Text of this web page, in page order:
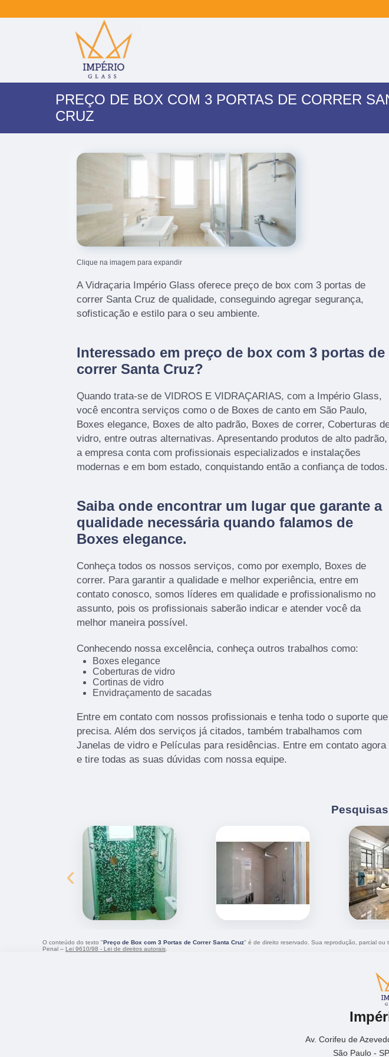
PREÇO DE BOX COM 3 PORTAS DE CORRER
CRUZ
Clique na imagem para expandir
A Vidraçaria Império Glass oferece preço de box com 3 portas de
correr Santa Cruz de qualidade, conseguindo agregar segurança,
sofisticação e estilo para o seu ambiente.
Interessado em preço de box com 3 portas de
correr Santa Cruz?
Quando trata-se de VIDROS E VIDRAÇARIAS, com a Império Glass,
você encontra serviços como o de Boxes de canto em São Paulo,
Boxes elegance, Boxes de alto padrão, Boxes de correr, Coberturas
vidro, entre outras alternativas. Apresentando produtos de alto padrão,
a empresa conta com profissionais especializados e instalações
modernas e em bom estado, conquistando então a confiança de todos.
Saiba onde encontrar um lugar que garante a
qualidade necessária quando falamos de
Boxes elegance.
Conheça todos os nossos serviços, como por exemplo, Boxes de
correr. Para garantir a qualidade e melhor experiência, entre em
contato conosco, somos líderes em qualidade e profissionalismo no
assunto, pois os profissionais saberão indicar e atender você da
melhor maneira possível.
Conhecendo nossa excelência, conheça outros trabalhos como:
Boxes elegance
Coberturas de vidro
Cortinas de vidro
Envidraçamento de sacadas
Entre em contato com nossos profissionais e tenha todo o suporte que
precisa. Além dos serviços já citados, também trabalhamos com
Janelas de vidro e Películas para residências. Entre em contato agora
e tire todas as suas dúvidas com nossa equipe.
‹
O conteúdo do texto "Preço de Box com 3 Portas de Correr Santa Cruz" é de direito reservado. Sua reprodução, parcial ou
Penal – Lei 9610/98 - Lei de direitos autorais
Av. Corifeu de
São Paulo -